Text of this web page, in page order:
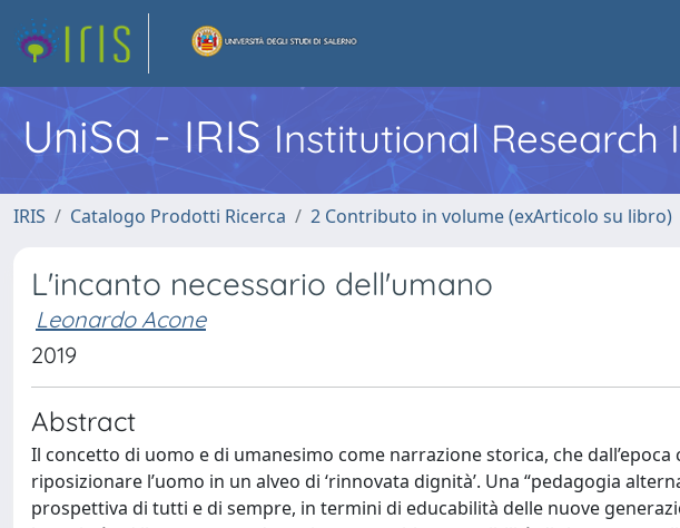
UniSa - IRIS Institutional
IRIS Catalogo Prodotti Ricerca 2 Contributo in volume (exArticolo su libro)
L'incanto necessario dell'umano
Leonardo Acone
2019
Abstract
Il concetto di uomo e di umanesimo come narrazione storica, che
riposizionare l’uomo in un alveo di ‘rinnovata dignità’. Una “pedagogia
prospettiva di tutti e di sempre, in termini di educabilità delle nuove